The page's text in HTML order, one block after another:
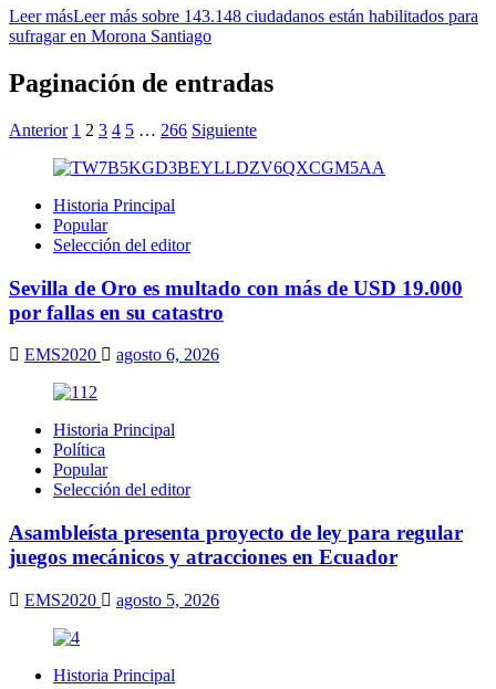
Leer másLeer más sobre 143.148 ciudadanos están habilitados para
sufragar en Morona Santiago
Paginación de entradas
Anterior 1 2 3 4 5 … 266 Siguiente
Historia Principal
Popular
Selección del editor
Sevilla de Oro es multado con más de USD 19.000
por fallas en su catastro
EMS2020 agosto 6, 2026
Historia Principal
Política
Popular
Selección del editor
Asambleísta presenta proyecto de ley para regular
juegos mecánicos y atracciones en Ecuador
EMS2020 agosto 5, 2026
Historia Principal